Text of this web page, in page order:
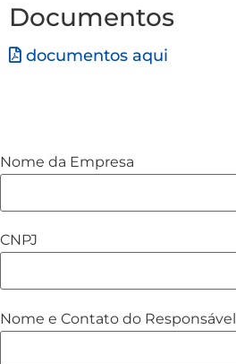
Documentos
documentos aqui
Nome da Empresa
CNPJ
Nome e Contato do Responsável